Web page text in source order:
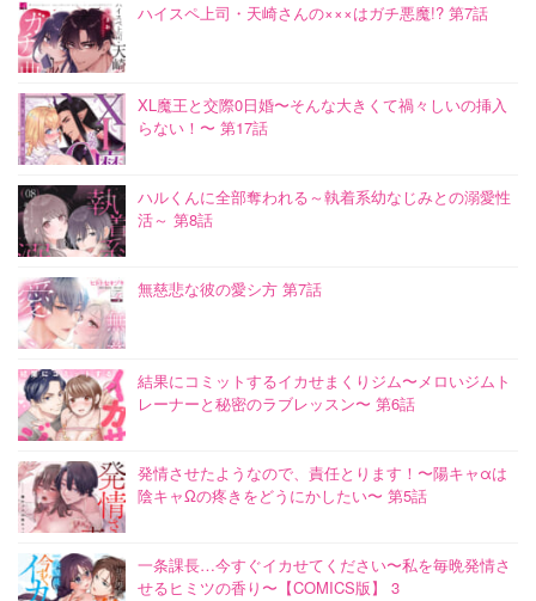
ハイスペ上司・天崎さんの×××はガチ悪魔!? 第7話
XL魔王と交際0日婚〜そんな大きくて禍々しいの挿入
らない！〜 第17話
ハルくんに全部奪われる～執着系幼なじみとの溺愛性
活～ 第8話
無慈悲な彼の愛シ方 第7話
結果にコミットするイカせまくりジム〜メロいジムト
レーナーと秘密のラブレッスン〜 第6話
発情させたようなので、責任とります！〜陽キャαは
陰キャΩの疼きをどうにかしたい〜 第5話
一条課長…今すぐイカせてください〜私を毎晩発情さ
せるヒミツの香り〜【COMICS版】 3